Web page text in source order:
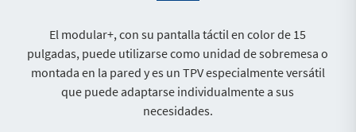
El modular+, con su pantalla táctil en color de 15
pulgadas, puede utilizarse como unidad de sobremesa o
montada en la pared y es un TPV especialmente versátil
que puede adaptarse individualmente a sus
necesidades.